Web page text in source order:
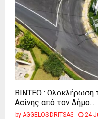
ΒΙΝΤΕΟ : Ολοκλήρωση
Ασίνης από τον Δήμο...
by AGGELOS DRITSAS 24